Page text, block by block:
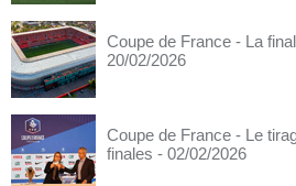
Coupe de France - La
20/02/2026
Coupe de France - Le
finales - 02/02/2026